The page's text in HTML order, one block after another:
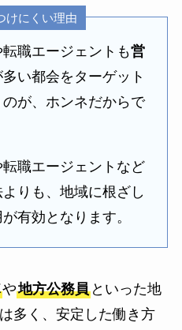
けにくい理由
職エージェントも営
い都会をターゲット
が、ホンネだからで
職エージェントなど
りも、地域に根ざし
有効となります。
や地方公務員といった地
多く、安定した働き方